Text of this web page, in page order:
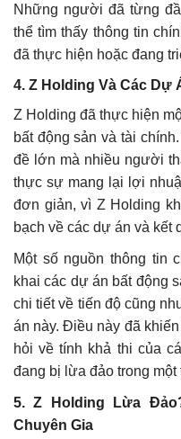
Những người đã từng
thể tìm thấy thông tin
đã thực hiện hoặc đang
4. Z Holding Và Các Dự
Z Holding đã thực hiện
bất động sản và tài
đề lớn mà nhiều người
thực sự mang lại lợi
đơn giản, vì Z Holding
bạch về các dự án và kết
Một số nguồn thông tin
khai các dự án bất động
chi tiết về tiến độ cũng
án này. Điều này đã
hỏi về tính khả thi của
đang bị lừa đảo trong
5.Z Holding Lừa
Chuyên Gia